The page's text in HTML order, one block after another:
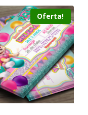
Oferta!